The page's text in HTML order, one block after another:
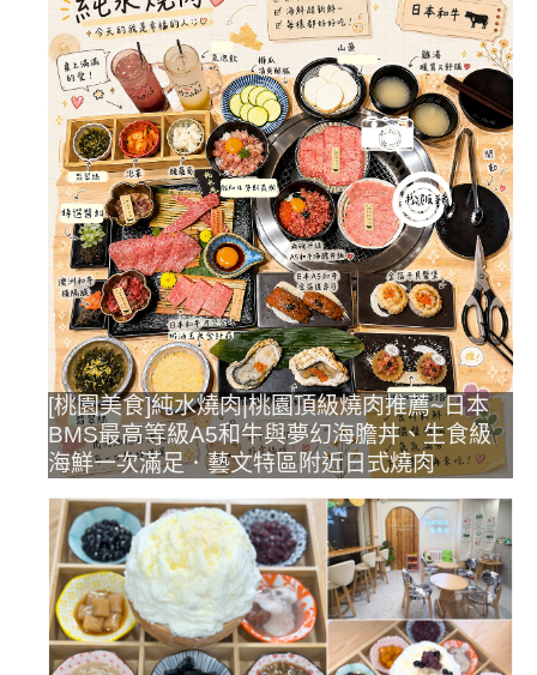
[桃園美食]純水燒肉|桃園頂級燒肉推薦~日本
BMS最高等級A5和牛與夢幻海膽丼、生食級
海鮮一次滿足．藝文特區附近日式燒肉